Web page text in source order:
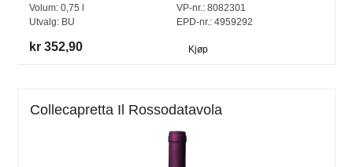
Volum:0,75
Utvalg: BU
VP-nr.:8082301
EPD-nr.: 4959292
kr 352,90 Kjøp
Collecapretta Il Rossodatavola